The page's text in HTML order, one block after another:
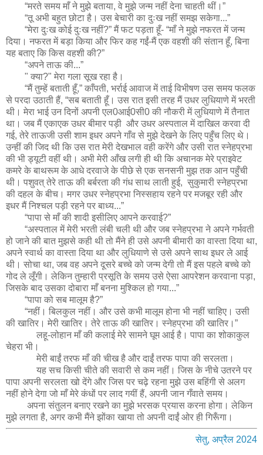
“मरते समय माँ ने मुझे बताया, वे मुझे जन्म नहीं देना चाहती थीं।”
“तू अभी बहुत छोटा है। उस बेचारी का दुःख नहीं समझ सकेगा...”
“मेरा दुःख कोई दुःख नहीं?” मैं फट पड़ता हूँ- “माँ ने मुझे नफरत में जन्म
दिया। नफरत में बड़ा किया और फिर कह गईं-मैं एक वहशी की संतान हूँ, बिना
यह बताए कि किस वहशी की?”
“अपने ताऊ की...”
" क्या?" मेरा गला सूख रहा है।
“मैं तुम्हें बताती हूँ,” काँपती, भर्राई आवाज में ताई विभीषण उस समय फलक
से परदा उठाती हैं, “सब बताती हूँ। उस रात इसी तरह मैं उधर लुधियाणे में भरती
थी। मेरा भाई उन दिनों अपनी एल0आई0सी0 की नौकरी में लुधियाणे में तैनात
था। जब मैं एकाएक उधर बीमार पड़ी और उधर अस्पताल में दाखिल करवा दी
गई, तेरे ताऊजी उसी शाम इधर अपने गाँव से मुझे देखने के लिए पहुँच लिए थे।
उन्हीं की जिद थी कि उस रात मेरी देखभाल वही करेंगे और उसी रात स्नेहप्रभा
की भी ड्यूटी वहीं थी। अभी मेरी आँख लगी ही थी कि अचानक मेरे प्राइवेट
कमरे के बाथरूम के आधे दरवाजे के पीछे से एक सनसनी मुझ तक आन पहुँची
थी। पशुवत् तेरे ताऊ की बर्बरता की गंध साथ लाती हुई, सुकुमारी स्नेहप्रभा
की दहल के बीच। मगर उधर स्नेहप्रभा निस्सहाय रहने पर मजबूर रही और
इधर मैं निश्चल पड़ी रहने पर बाध्य...”
“पापा से माँ की शादी इसीलिए आपने करवाई?”
“अस्पताल में मेरी भरती लंबी चली थी और जब स्नेहप्रभा ने अपने गर्भवती
हो जाने की बात मुझसे कही थी तो मैंने ही उसे अपनी बीमारी का वास्ता दिया था,
अपने स्वार्थ का वास्ता दिया था और लुधियाणे से उसे अपने साथ इधर ले आई
थी। सोचा था, जब वह अपने दूसरे बच्चे को जन्म देगी तो मैं इस पहले बच्चे को
गोद ले लूँगी। लेकिन तुम्हारी प्रसूति के समय उसे ऐसा आपरेशन करवाना पड़ा,
जिसके बाद उसका दोबारा माँ बनना मुश्किल हो गया...”
“पापा को सब मालूम है?”
“नहीं। बिलकुल नहीं। और उसे कभी मालूम होना भी नहीं चाहिए। उसी
की खातिर। मेरी खातिर। तेरे ताऊ की खातिर। स्नेहप्रभा की खातिर।”
लहू-लोहान माँ की कलाई मेरे सामने घूम आई है। पापा का शोकाकुल
चेहरा भी।
मेरी बाईं तरफ माँ की चीख है और दाईं तरफ पापा की सरलता।
यह सच किसी चीते की सवारी से कम नहीं। जिस के नीचे उतरने पर
पापा अपनी सरलता खो देंगे और जिस पर चढ़े रहना मुझे उस बहिंगी से अलग
नहीं होने देगा जो माँ मेरे कंधों पर लाद गयीं हैं, अपनी जान गँवाते समय।
अपना संतुलन बनाए रखने का मुझे भरसक प्रयास करना होगा। लेकिन
मुझे लगता है, अगर कभी मैंने झोंका खाया तो अपनी दाईं ओर ही गिरूँगा।
सेतु, अप्रैल 2024